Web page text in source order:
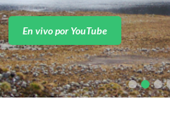
En vivo por YouTube